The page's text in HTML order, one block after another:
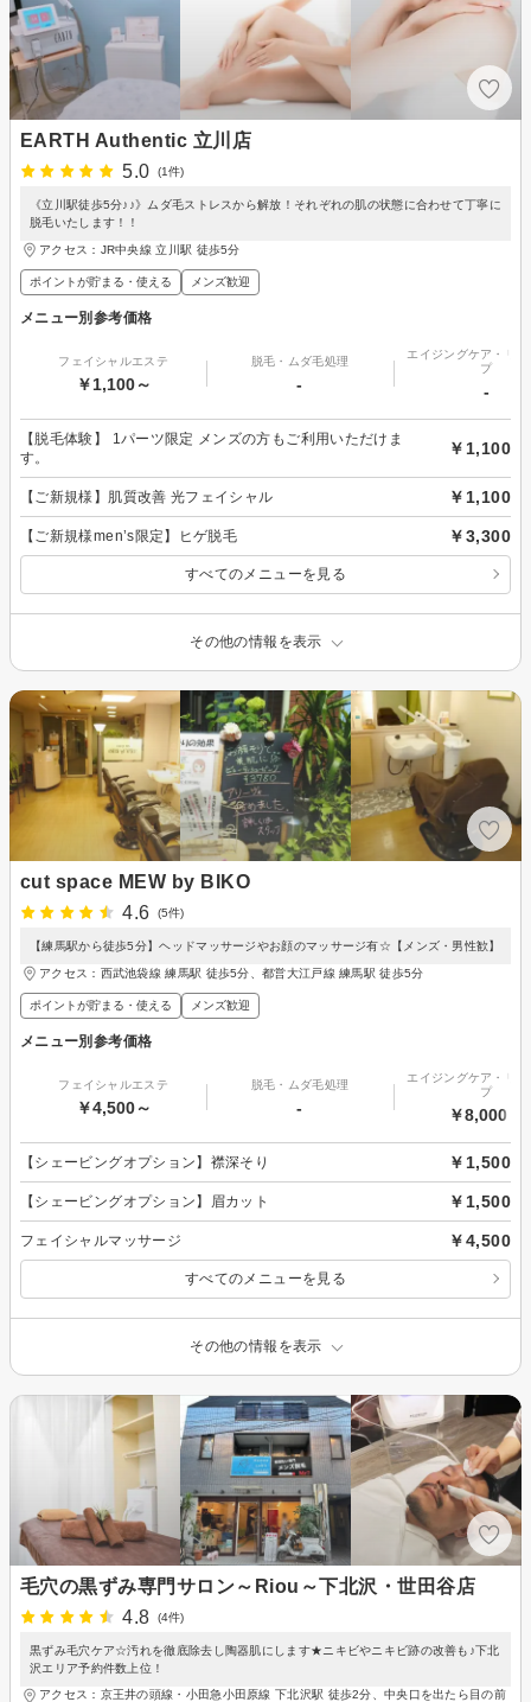
EARTH Authentic 立川店
5.0
(1件)
《立川駅徒歩5分♪♪》ムダ毛ストレスから解放！それぞれの肌の状態に合わせて丁寧に
脱毛いたします！！
アクセス：JR中央線 立川駅 徒歩5分
ポイントが貯まる・使える メンズ歓迎
メニュー別参考価格
フェイシャルエステ
￥1,100～
脱毛・ムダ毛処理
-
エイジングケア・リ
プ
-
【脱毛体験】 1パーツ限定 メンズの方もご利用いただけま
す。
￥1,100
【ご新規様】肌質改善 光フェイシャル ￥1,100
【ご新規様men’s限定】ヒゲ脱毛 ￥3,300
すべてのメニューを見る
その他の情報を表示
cut space MEW by BIKO
4.6
(5件)
【練馬駅から徒歩5分】ヘッドマッサージやお顔のマッサージ有☆【メンズ・男性歓】
アクセス：西武池袋線 練馬駅 徒歩5分、都営大江戸線 練馬駅 徒歩5分
ポイントが貯まる・使える メンズ歓迎
メニュー別参考価格
フェイシャルエステ
￥4,500～
脱毛・ムダ毛処理
-
エイジングケア・リ
プ
￥8,000～
【シェービングオプション】襟深そり ￥1,500
【シェービングオプション】眉カット ￥1,500
フェイシャルマッサージ ￥4,500
すべてのメニューを見る
その他の情報を表示
毛穴の黒ずみ専門サロン～Riou～下北沢・世田谷店
4.8
(4件)
黒ずみ毛穴ケア☆汚れを徹底除去し陶器肌にします★ニキビやニキビ跡の改善も♪下北
沢エリア予約件数上位！
アクセス：京王井の頭線・小田急小田原線 下北沢駅 徒歩2分、中央口を出たら目の前